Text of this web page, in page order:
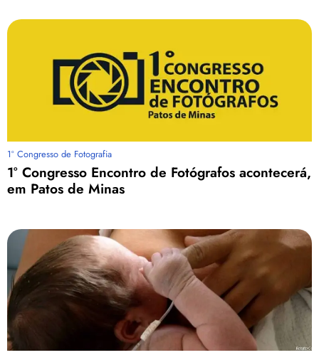
1º Congresso de Fotografia
1° Congresso Encontro de Fotógrafos acontecerá,
em Patos de Minas